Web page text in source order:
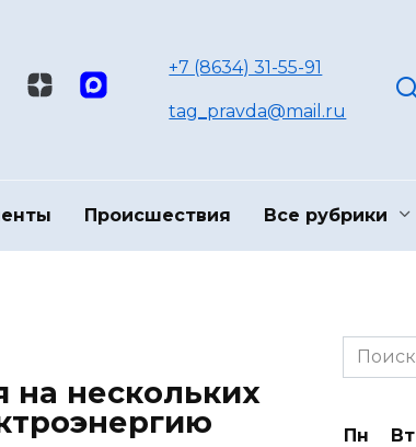
+7 (8634) 31-55-91
tag_pravda@mail.ru
Происшествия Все рубрики
на нескольких
Search
for:
Пн Вт